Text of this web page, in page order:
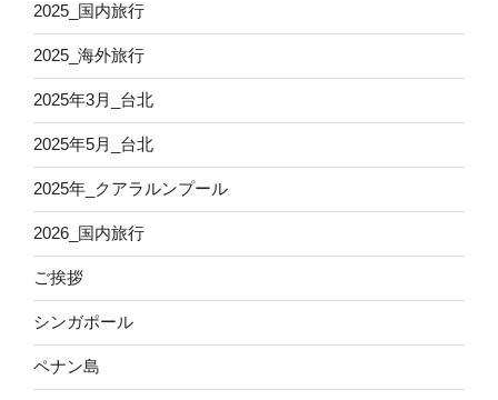
2025_国内旅行
2025_海外旅行
2025年3月_台北
2025年5月_台北
2025年_クアラルンプール
2026_国内旅行
ご挨拶
シンガポール
ペナン島